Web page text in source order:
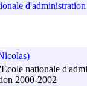
nationale
2000-2002